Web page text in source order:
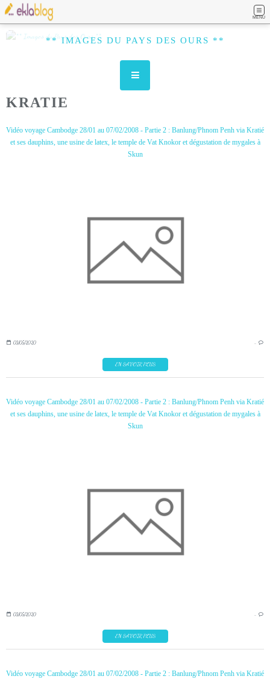
MENU
** IMAGES DU PAYS DES OURS **
KRATIE
Vidéo voyage Cambodge 28/01 au 07/02/2008 - Partie 2 : Banlung/Phnom Penh via Kratié
et ses dauphins, une usine de latex, le temple de Vat Knokor et dégustation de mygales à
Skun
03/05/2020 …
EN SAVOIR PLUS
Vidéo voyage Cambodge 28/01 au 07/02/2008 - Partie 2 : Banlung/Phnom Penh via Kratié
et ses dauphins, une usine de latex, le temple de Vat Knokor et dégustation de mygales à
Skun
03/05/2020 …
EN SAVOIR PLUS
Vidéo voyage Cambodge 28/01 au 07/02/2008 - Partie 2 : Banlung/Phnom Penh via Kratié